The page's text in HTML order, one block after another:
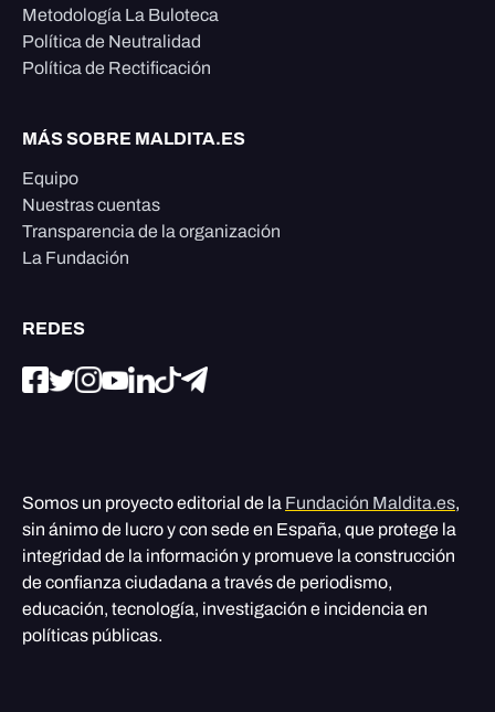
Metodología La Buloteca
Política de Neutralidad
Política de Rectificación
MÁS SOBRE MALDITA.ES
Equipo
Nuestras cuentas
Transparencia de la organización
La Fundación
REDES
Somos un proyecto editorial de la Fundación Maldita.es,
sin ánimo de lucro y con sede en España, que protege la
integridad de la información y promueve la construcción
de confianza ciudadana a través de periodismo,
educación, tecnología, investigación e incidencia en
políticas públicas.